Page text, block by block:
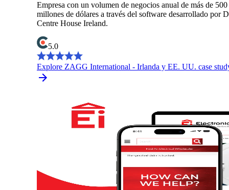
Empresa con un volumen de negocios anual de más de 500
millones de dólares a través del software desarrollado por
Centre House Ireland.
5.0
Explore ZAGG International - Irlanda y EE. UU. case